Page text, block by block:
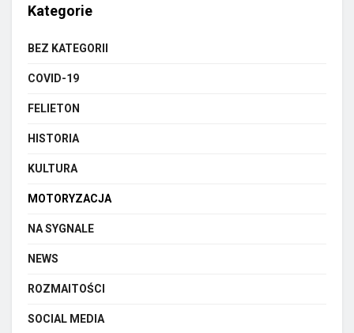
Kategorie
BEZ KATEGORII
COVID-19
FELIETON
HISTORIA
KULTURA
MOTORYZACJA
NA SYGNALE
NEWS
ROZMAITOŚCI
SOCIAL MEDIA